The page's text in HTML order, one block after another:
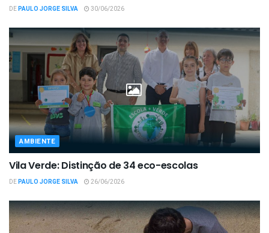
DEPAULO JORGE SILVA 30/06/2026
AMBIENTE
Vila Verde: Distinção de 34 eco-escolas
DEPAULO JORGE SILVA 26/06/2026